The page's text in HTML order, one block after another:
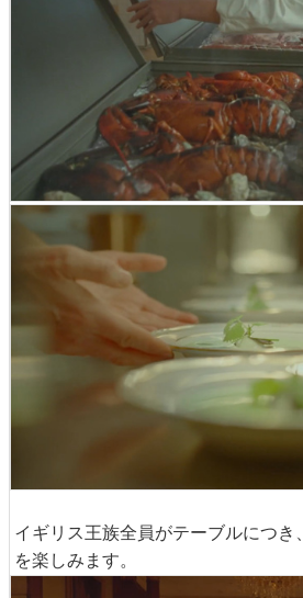
イギリス王族全員がテーブルにつき
を楽しみます。